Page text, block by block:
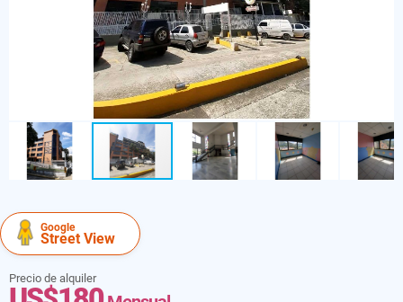
Google
Street View
Precio de alquiler